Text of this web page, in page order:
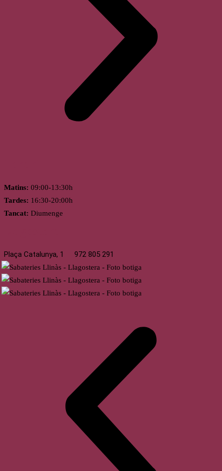
Matins: 09:00-13:30h
Tardes: 16:30-20:00h
Tancat: Diumenge
Plaça Catalunya, 1 972 805 291